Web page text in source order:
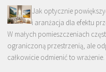
Jak optycznie
i aranżacja dla efektu
W małych pomieszczeniach
ograniczoną przestrzenią, ale
całkowicie odmienić to